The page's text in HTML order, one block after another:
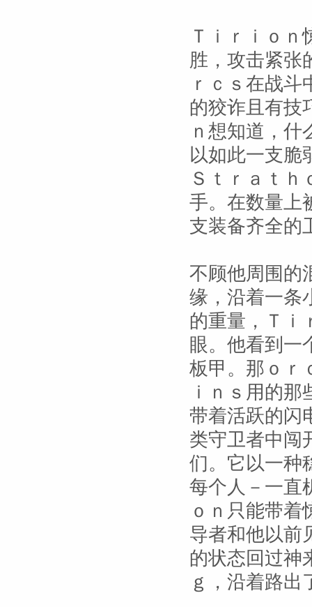
Ｔｉｒｉｏ
胜，攻击紧张
ｒｃｓ在战
的狡诈且有技
ｎ想知道，
以如此一支脆
Ｓｔｒａｔｈ
手。在数量上
支装备齐全的
不顾他周围的
缘，沿着一条
的重量，Ｔｉ
眼。他看到一
板甲。那ｏｒ
ｉｎｓ用的
带着活跃的闪
类守卫者中闯
们。它以一种
每个人－一直
ｏｎ只能带
导者和他以前
的状态回过神
ｇ，沿着路出